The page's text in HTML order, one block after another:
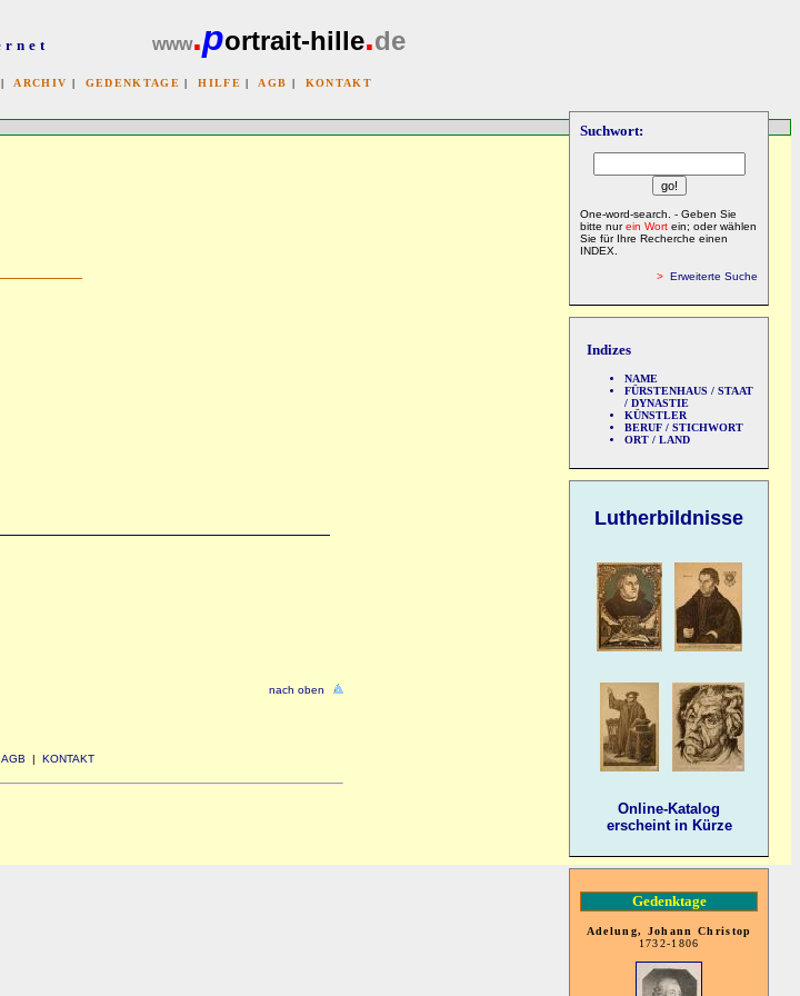
www.portrait-hille.de
| ARCHIV | GEDENKTAGE |HILFE | AGB | KONTAKT
Suchwort:
One-word-search. - Geben Sie
bitte nurein Wort ein; oder wählen
Sie für Ihre Recherche einen
INDEX.
> Erweiterte Suche
Indizes
NAME
FÜRSTENHAUS / STAAT
/ DYNASTIE
KÜNSTLER
BERUF / STICHWORT
ORT / LAND
Lutherbildnisse
Online-Katalog
erscheint in Kürze
Gedenktage
Adelung, Johann Christop
1732-1806
nach oben
AGB | KONTAKT